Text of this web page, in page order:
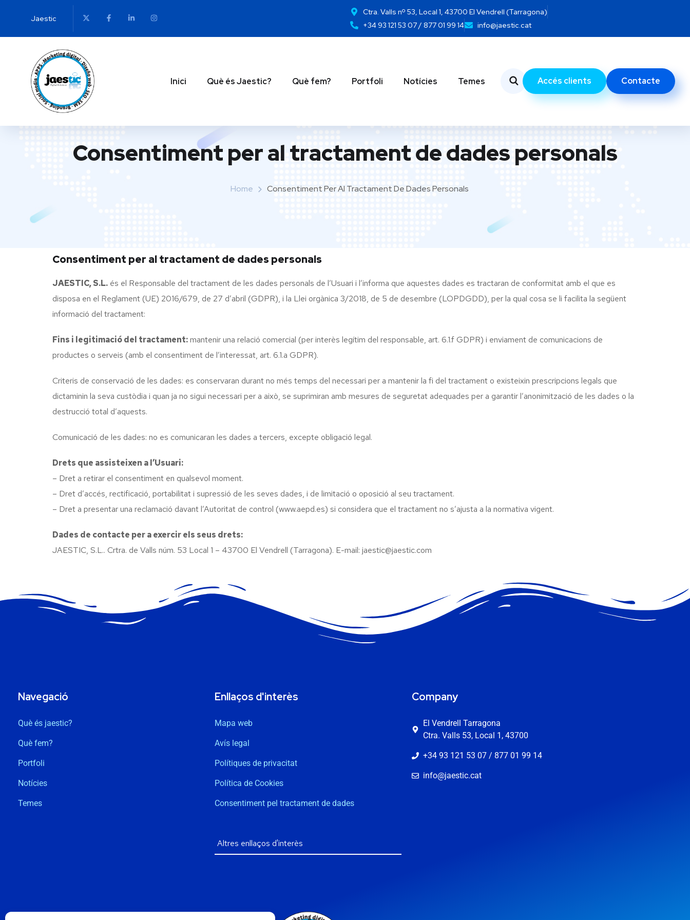
Jaestic
Ctra. Valls nº 53, Local 1, 43700 El Vendrell (Tarragona)
+34 93 121 53 07 / 877 01 99 14
info@jaestic.cat
Inici Què és Jaestic? Què fem? Portfoli Notícies Temes Accés clients Contacte
Consentiment per al tractament de dades personals
Home Consentiment Per Al Tractament De Dades Personals
Consentiment per al tractament de dades personals
JAESTIC, S.L. és el Responsable del tractament de les dades personals de l’Usuari i l’informa que aquestes dades es tractaran de conformitat amb el que es
disposa en el Reglament (UE) 2016/679, de 27 d’abril (GDPR), i la Llei orgànica 3/2018, de 5 de desembre (LOPDGDD), per la qual cosa se li facilita la següent
informació del tractament:
Fins i legitimació del tractament:mantenir una relació comercial (per interès legítim del responsable, art. 6.1.f GDPR) i enviament de comunicacions de
productes o serveis (amb el consentiment de l’interessat, art. 6.1.a GDPR).
Criteris de conservació de les dades: es conservaran durant no més temps del necessari per a mantenir la fi del tractament o existeixin prescripcions legals que
dictaminin la seva custòdia i quan ja no sigui necessari per a això, se suprimiran amb mesures de seguretat adequades per a garantir l’anonimització de les dades o la
destrucció total d’aquests.
Comunicació de les dades: no es comunicaran les dades a tercers, excepte obligació legal.
Drets que assisteixen a l’Usuari:
– Dret a retirar el consentiment en qualsevol moment.
– Dret d’accés, rectificació, portabilitat i supressió de les seves dades, i de limitació o oposició al seu tractament.
– Dret a presentar una reclamació davant l’Autoritat de control (www.aepd.es) si considera que el tractament no s’ajusta a la normativa vigent.
Dades de contacte per a exercir els seus drets:
JAESTIC, S.L.. Crtra. de Valls núm. 53 Local 1 – 43700 El Vendrell (Tarragona). E-mail: jaestic@jaestic.com
Navegació
Què és jaestic?
Què fem?
Portfoli
Notícies
Temes
Enllaços d'interès
Mapa web
Avís legal
Polítiques de privacitat
Política de Cookies
Consentiment pel tractament de dades
Company
El Vendrell Tarragona
Ctra. Valls 53, Local 1, 43700
+34 93 121 53 07 / 877 01 99 14
info@jaestic.cat